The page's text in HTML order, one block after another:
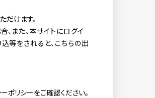
だけます。
、 また、本サイトにログイ
等をされると、 こちらの出
ポリシーをご確認ください。